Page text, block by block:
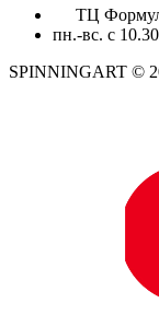
ТЦ
пн.-вс. с
SPINNINGART ©